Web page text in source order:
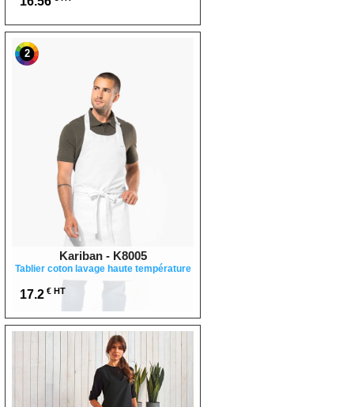
2
Kariban - K8005
Tablier coton lavage haute température
17.2 € HT